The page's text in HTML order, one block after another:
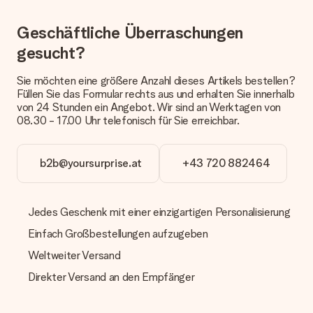
Welche Lieferoptionen stehen zur Verfügung?
Derzeit können wir (noch) keine verschiedenen Lieferoptionen
Päckchen versendet. Möchtest du wissen, ob es als Paket
oder Päckchen geliefert wird, kontaktiere bitte unseren
Kundenservice.
Wie kann ich meine Bestellung bezahlen?
Wir bieten die folgenden Zahlungsoptionen an: Vorauskasse
mit normaler Überweisung, Sofortüberweisung, Paypal,
manuellen Überweisung verlängert sich die Lieferzeit des
Geschenks jedoch um 3 Werktage.
Geschenk empfangen
Was, wenn das Geschenk meine Erwartungen nicht
Geschäftliche Überraschungen
gesucht?
Sie möchten eine größere Anzahl dieses Artikels bestellen?
Füllen Sie das Formular rechts aus und erhalten Sie innerhalb
von 24 Stunden ein Angebot. Wir sind an Werktagen von
08.30 - 17.00 Uhr telefonisch für Sie erreichbar.
b2b@yoursurprise.at +43 720 882464
Jedes Geschenk mit einer einzigartigen Personalisierung
Einfach Großbestellungen aufzugeben
Weltweiter Versand
Direkter Versand an den Empfänger